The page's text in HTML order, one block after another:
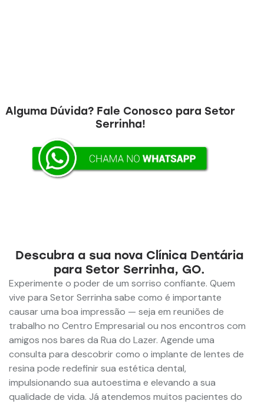
Alguma Dúvida? Fale Conosco para Setor
Serrinha!
Descubra a sua nova Clínica Dentária
para Setor Serrinha, GO.
Experimente o poder de um sorriso confiante. Quem
vive para Setor Serrinha sabe como é importante
causar uma boa impressão — seja em reuniões de
trabalho no Centro Empresarial ou nos encontros com
amigos nos bares da Rua do Lazer. Agende uma
consulta para descobrir como o implante de lentes de
resina pode redefinir sua estética dental,
impulsionando sua autoestima e elevando a sua
qualidade de vida. Já atendemos muitos pacientes do